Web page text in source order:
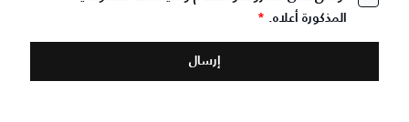
المذكورة أعلاه. *